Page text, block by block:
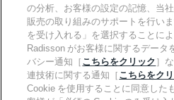
The Club by RHG
能力開発の機会
責任あるビジネス
調達
Radisson Rewardsの利用規約
サイト使用許諾契約書
デジタルアクセシビリティ
現代奴隷制に関する声明
消費者アラート
連絡先
よくある質問
サイトマップ
ソーシャルメディア
Radisson Hotels ブランド
の分析、お客様の設定の記憶、当
販売の取り組みのサポートを行い
を受け入れる」を選択することによ
Radisson がお客様に関するデータ
バシー通知［こちらをクリック］
連技術に関する通知［こちらをク
Cookie を使用することに同意した